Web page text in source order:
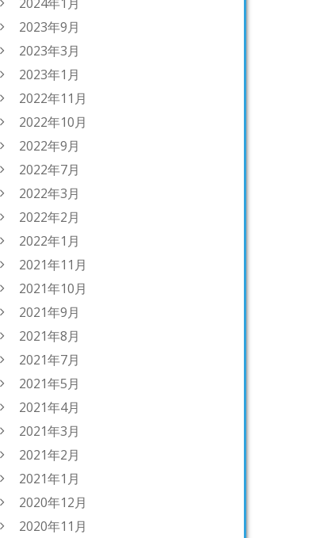
2023年9月
2023年3月
2023年1月
2022年11月
2022年10月
2022年9月
2022年7月
2022年3月
2022年2月
2022年1月
2021年11月
2021年10月
2021年9月
2021年8月
2021年7月
2021年5月
2021年4月
2021年3月
2021年2月
2021年1月
2020年12月
2020年11月